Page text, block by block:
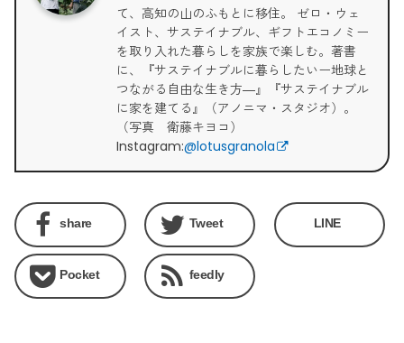
て、高知の山のふもとに移住。 ゼロ・ウェ
イスト、サステイナブル、ギフトエコノミー
を取り入れた暮らしを家族で楽しむ。著書
に、『サステイナブルに暮らしたいー地球と
つながる自由な生き方―』『サステイナブル
に家を建てる』（アノニマ・スタジオ）。
（写真 衛藤キヨコ）
Instagram:@lotusgranola
share Tweet LINE
Pocket feedly